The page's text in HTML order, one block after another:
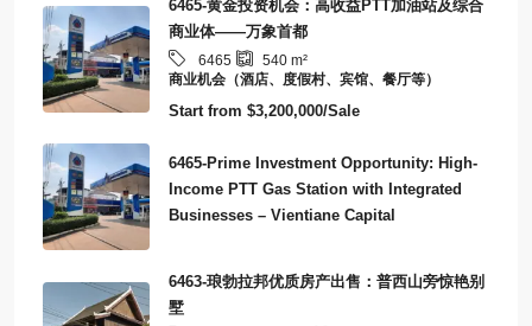
6465-黄金投资机会：高收益PTT加油站及综合
商业体——万象首都
6465 540 m²
商业机会（酒店、度假村、宾馆、餐厅等）
Start from $3,200,000/Sale
6465-Prime Investment Opportunity: High-
Income PTT Gas Station with Integrated
Businesses – Vientiane Capital
6463-琅勃拉邦优质房产出售：普西山旁惊艳别
墅